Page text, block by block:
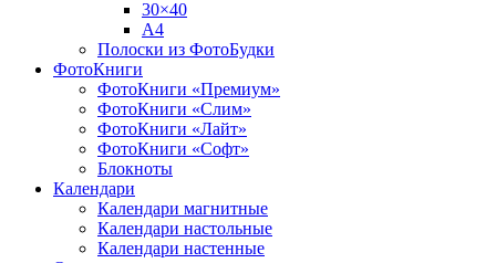
30×40
A4
Полоски из ФотоБудки
ФотоКниги
ФотоКниги «Премиум»
ФотоКниги «Слим»
ФотоКниги «Лайт»
ФотоКниги «Софт»
Блокноты
Календари
Календари магнитные
Календари настольные
Календари настенные